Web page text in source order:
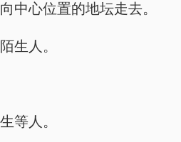
中心位置的地坛走去。
生人。
等人。